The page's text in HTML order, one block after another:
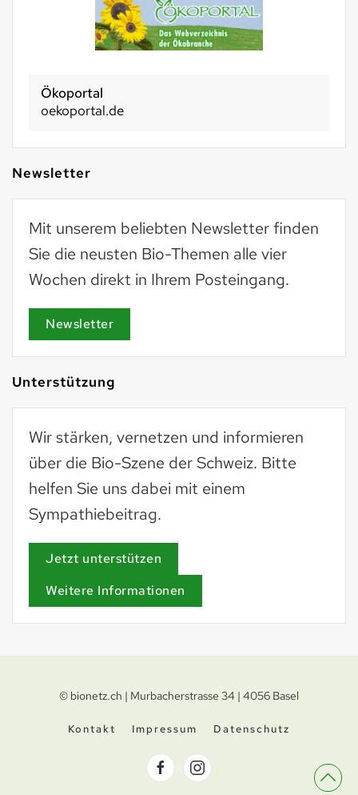
Basel 2030
basel2030.ch
Newsletter
Mit unserem beliebten Newsletter finden
Sie die neusten Bio-Themen alle vier
Wochen direkt in Ihrem Posteingang.
Newsletter
Unterstützung
Wir stärken, vernetzen und informieren
über die Bio-Szene der Schweiz. Bitte
helfen Sie uns dabei mit einem
Sympathiebeitrag.
Jetzt unterstützen
Weitere Informationen
© bionetz.ch | Murbacherstrasse 34 | 4056 Basel
Kontakt Impressum Datenschutz